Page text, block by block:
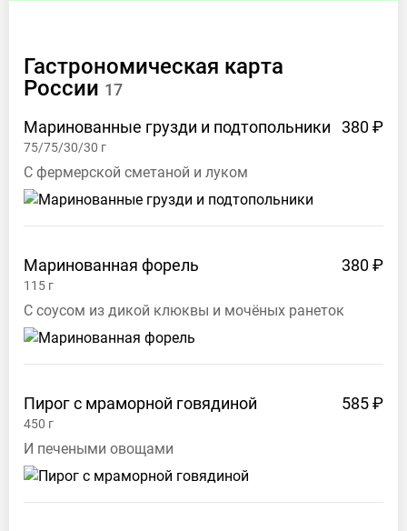
ул.
30
+7
(3852)
250-
212
и
координатор
проекта
"Гастрономическая
карта
России"
Шаповалова
gastromaprussia@gmail.com
Гастрономическая карта
России 17
Маринованные грузди и подтопольники
380 ₽
75/75/30/30 г
С фермерской сметаной и луком
Маринованная форель 380 ₽
115 г
С соусом из дикой клюквы и мочёных ранеток
Пирог с мраморной говядиной 585 ₽
450 г
И печеными овощами